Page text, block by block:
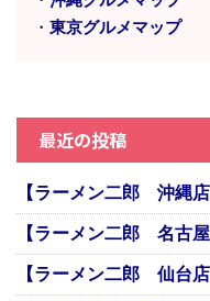
・ 東京グルメマップ
最近の投稿
【ラーメン二郎 沖縄店
【ラーメン二郎 名古屋
【ラーメン二郎 仙台店